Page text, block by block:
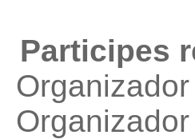
Participes
Organizador
Organizador